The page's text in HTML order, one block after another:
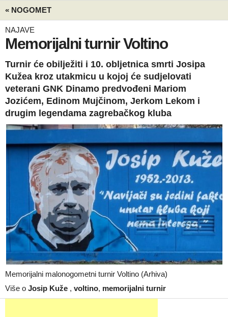
« NOGOMET
NAJAVE
Memorijalni turnir Voltino
Turnir će obilježiti i 10. obljetnica smrti Josipa
Kužea kroz utakmicu u kojoj će sudjelovati
veterani GNK Dinamo predvođeni Mariom
Jozićem, Edinom Mujčinom, Jerkom Lekom i
drugim legendama zagrebačkog kluba
Memorijalni malonogometni turnir Voltino (Arhiva)
Više o Josip Kuže , voltino, memorijalni turnir